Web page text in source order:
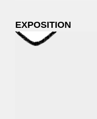
EXPOSITION